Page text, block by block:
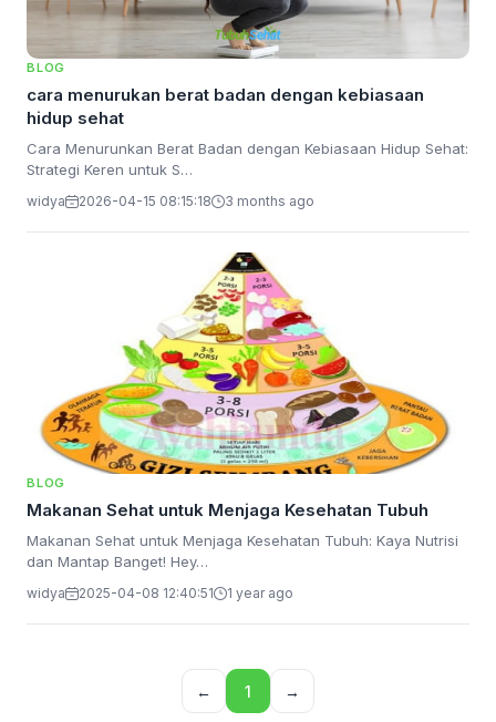
BLOG
cara menurukan berat badan dengan kebiasaan
hidup sehat
Cara Menurunkan Berat Badan dengan Kebiasaan Hidup Sehat:
Strategi Keren untuk S…
widya 2026-04-15 08:15:18 3 months ago
BLOG
Makanan Sehat untuk Menjaga Kesehatan Tubuh
Makanan Sehat untuk Menjaga Kesehatan Tubuh: Kaya Nutrisi
dan Mantap Banget! Hey…
widya 2025-04-08 12:40:51 1 year ago
← 1 →